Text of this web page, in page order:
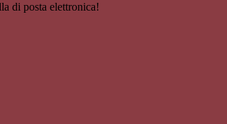
di posta elettronica!